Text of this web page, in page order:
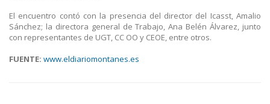
El encuentro contó con la presencia del director del Icasst, Amalio
Sánchez; la directora general de Trabajo, Ana Belén Álvarez, junto
con representantes de UGT, CC OO y CEOE, entre otros.
FUENTE: www.eldiariomontanes.es